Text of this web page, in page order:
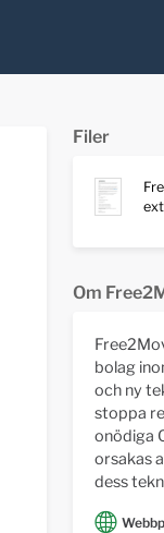
Filer
Om
bolag
och ny
stoppa
onödiga
orsakas
dess